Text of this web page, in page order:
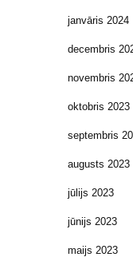
janvāris 2024
decembris
novembris
oktobris 2023
septembris
augusts 2023
jūlijs 2023
jūnijs 2023
maijs 2023